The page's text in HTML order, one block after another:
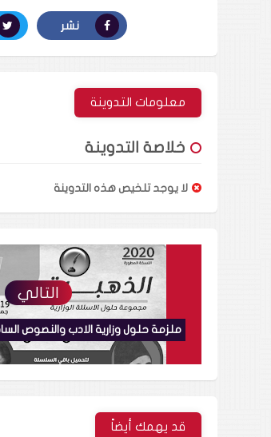
نشر
معلومات التدوينة
خلاصة التدوينة
لا يوجد تلخيص هذه التدوينة
التالي
قد يهمك أيضاً